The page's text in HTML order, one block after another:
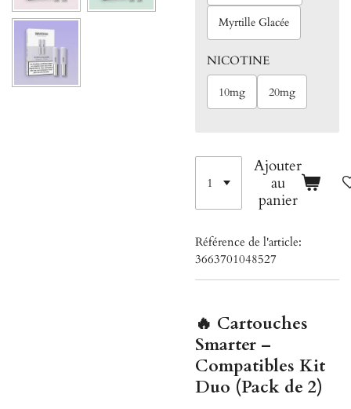
Myrtille Glacée
NICOTINE
10mg 20mg
Ajouter
au
panier
Référence de l'article:
3663701048527
🔥 Cartouches
Smarter –
Compatibles Kit
Duo (Pack de 2)